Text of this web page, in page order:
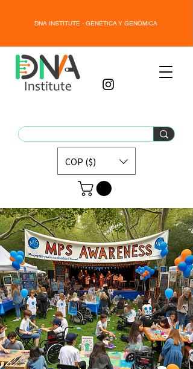
DNA INSTITUTE - GENÉTICA Y GENÓMICA
COP ($)